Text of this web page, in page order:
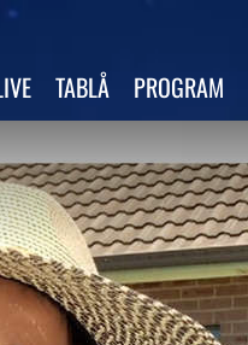
TABLÅ PROGRAM